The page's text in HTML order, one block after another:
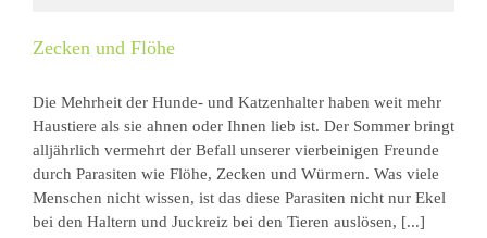
Zecken und Flöhe
Die Mehrheit der Hunde- und Katzenhalter haben weit mehr
Haustiere als sie ahnen oder Ihnen lieb ist. Der Sommer bringt
alljährlich vermehrt der Befall unserer vierbeinigen Freunde
durch Parasiten wie Flöhe, Zecken und Würmern. Was viele
Menschen nicht wissen, ist das diese Parasiten nicht nur Ekel
bei den Haltern und Juckreiz bei den Tieren auslösen, [...]